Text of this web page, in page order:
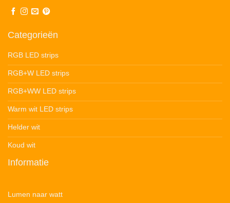
Categorieën
RGB LED strips
RGB+W LED strips
RGB+WW LED strips
Warm wit LED strips
Helder wit
Koud wit
Informatie
Lumen naar watt